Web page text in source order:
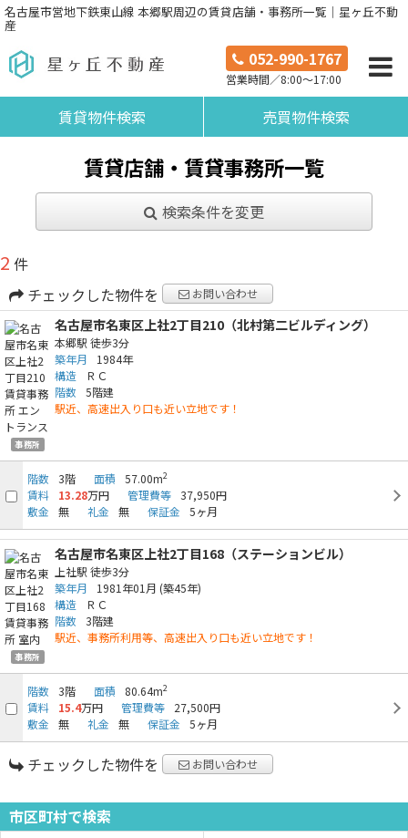
名古屋市営地下鉄東山線 本郷駅周辺の賃貸店舗・事務所一覧｜星ヶ丘不動
産
052-990-1767
営業時間／8:00～17:00
賃貸物件検索 売買物件検索
賃貸店舗・賃貸事務所一覧
検索条件を変更
2 件
チェックした物件を
お問い合わせ
事務所
名古屋市名東区上社2丁目210（北村第二ビルディング）
本郷駅 徒歩3分
築年月
1984年
構造
ＲＣ
階数 5階建
駅近、高速出入り口も近い立地です！
階数 3階 面積 57.00m2
賃料 13.28万円 管理費等 37,950円
敷金
無 礼金 無 保証金 5ヶ月
事務所
名古屋市名東区上社2丁目168（ステーションビル）
上社駅 徒歩3分
築年月
1981年01月 (築45年)
構造
ＲＣ
階数 3階建
駅近、事務所利用等、高速出入り口も近い立地です！
階数 3階 面積 80.64m2
賃料 15.4万円 管理費等
27,500円
敷金
無 礼金 無 保証金 5ヶ月
チェックした物件を お問い合わせ
市区町村で検索